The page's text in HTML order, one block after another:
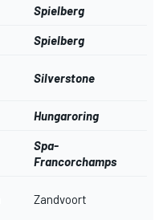
Spielberg
Spielberg
Silverstone
Hungaroring
Spa-
Francorchamps
Zandvoort